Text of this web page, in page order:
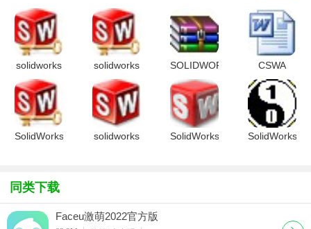
三维CAD解决方案。SolidWorks能够提供不同的设计方案、减少设
计过程中的错误以及提高产品质量。SolidWorks不仅提供如此强大
的功能，而且对每个工程师和设计
solidworks
2012 win8
支持补丁
solidworks
2012 破解
补丁
SOLIDWORKS
材质库大全
绿色版
CSWA
solidworks
模拟考试题
SolidWorks
solidworks
SolidWorks
SolidWorks
同类下载
Faceu激萌2022官方版